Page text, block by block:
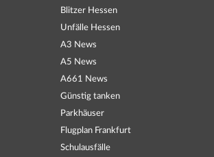
Blitzer Hessen
Unfälle Hessen
A3 News
A5 News
A661 News
Günstig tanken
Parkhäuser
Flugplan Frankfurt
Schulausfälle